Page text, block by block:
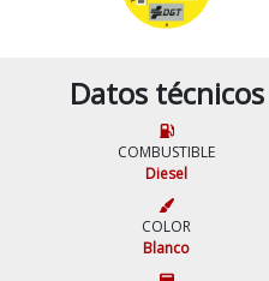
Datos técnicos
COMBUSTIBLE
Diesel
COLOR
Blanco